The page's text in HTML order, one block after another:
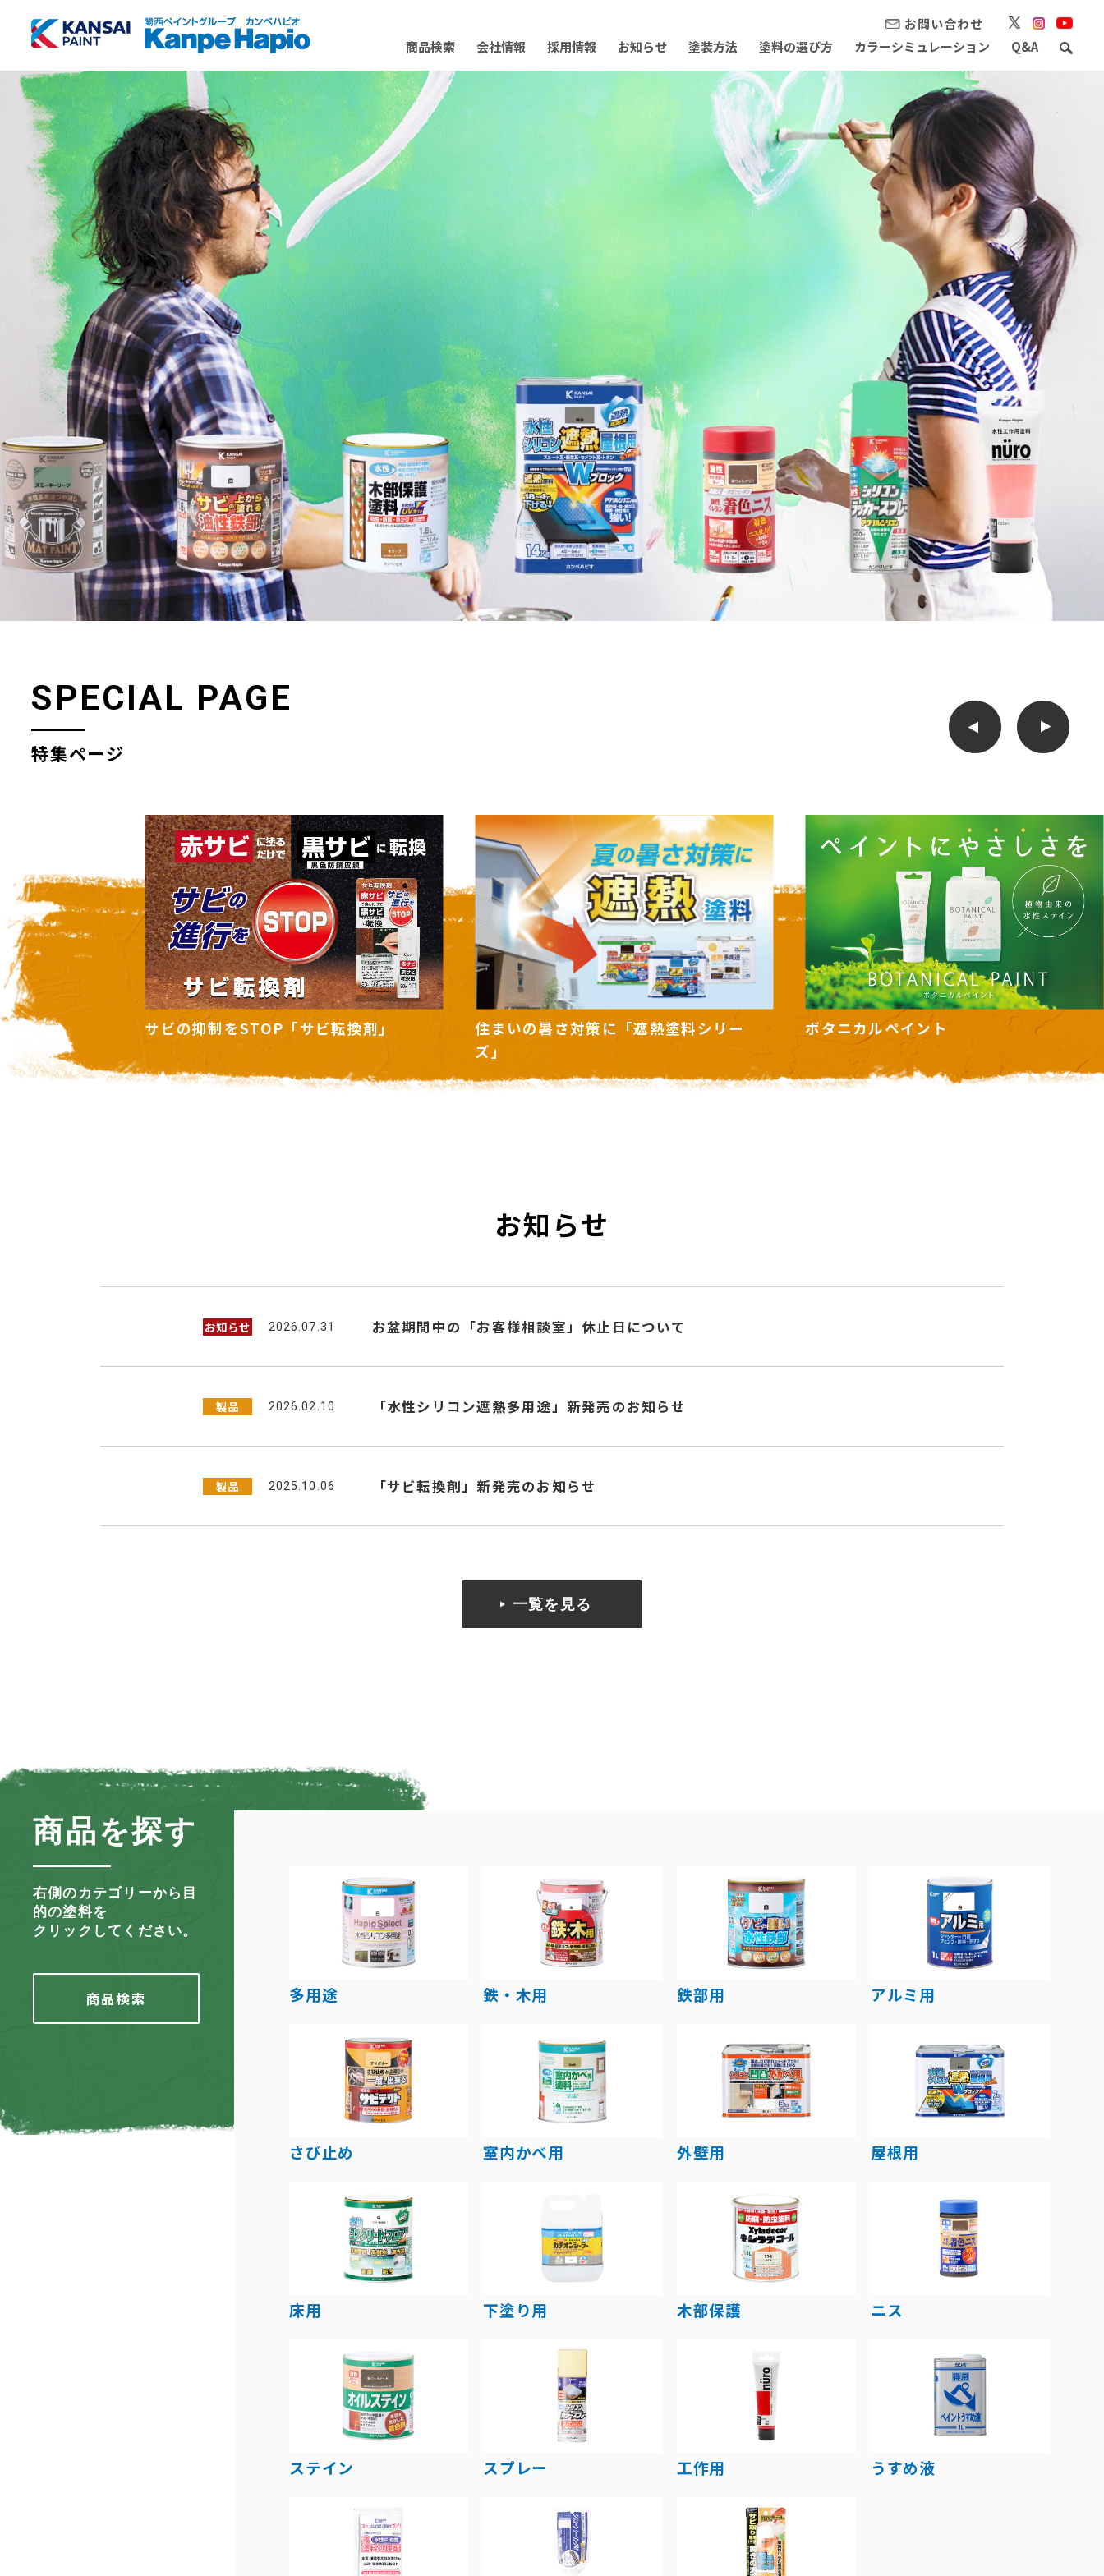
お問い合わせ
商品検索
会社情報 採用情報 お知らせ 塗装方法 塗料の選び方 カラーシミュレーション Q&A
SPECIAL PAGE
特集ページ
換剤」
住まいの暑さ対策に「遮熱塗料シリー
ボタニカルペイント カンタンペンキ ヌーロ
お知らせ
お知らせ 2026.07.31 お盆期間中の「お客様相談室」休止日について
製品 2026.02.10 「水性シリコン遮熱多用途」新発売のお知らせ
製品 2025.10.06 「サビ転換剤」新発売のお知らせ
一覧を見る
商品を探す
右側のカテゴリーから目
的の塗料を
クリックしてください。
商品検索 多用途 鉄・木用 鉄部用 アルミ用
さび止め 室内かべ用 外壁用 屋根用
床用 下塗り用 木部保護 ニス
ステイン スプレー 工作用 うすめ液